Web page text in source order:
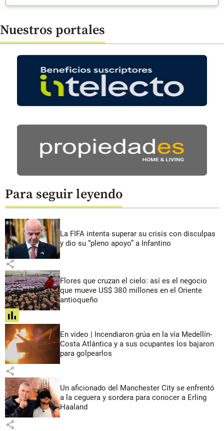
Nuestros portales
Para seguir leyendo
La FIFA intenta superar su crisis con disculpas
y dio su “pleno apoyo” a Infantino
share
Flores que cruzan el cielo: así es el negocio
que mueve US$ 380 millones en el Oriente
antioqueño
share
En video | Incendiaron grúa en la vía Medellín-
Costa Atlántica y a sus ocupantes los bajaron
para golpearlos
share
Un aficionado del Manchester City se enfrentó
a la ceguera y sordera para conocer a Erling
Haaland
share